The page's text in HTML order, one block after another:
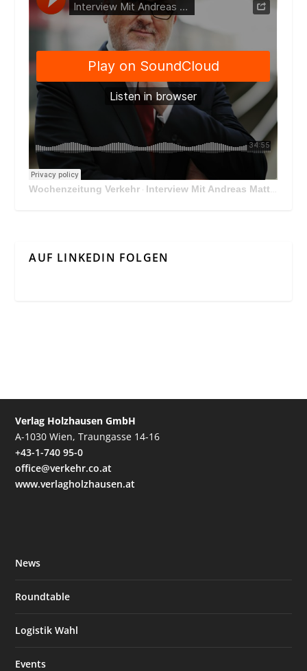
Wochenzeitung Verkehr · Interview Mit Andreas Matthä, CEO der ÖBB Holding
AUF LINKEDIN FOLGEN
Verlag Holzhausen GmbH
A-1030 Wien, Traungasse 14-16
+43-1-740 95-0
office@verkehr.co.at
www.verlagholzhausen.at
News
Roundtable
Logistik Wahl
Events